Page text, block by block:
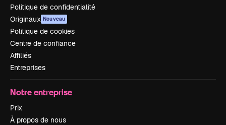
Politique de confidentialité
Originaux Nouveau
Politique de cookies
Centre de confiance
Affiliés
Entreprises
Notre entreprise
Prix
À propos de nous